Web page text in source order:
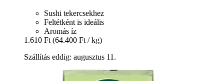
Sushi tekercsekhez
Feltétként is ideális
Aromás íz
1.610 Ft (64.400 Ft / kg)
Szállítás eddig: augusztus 11.